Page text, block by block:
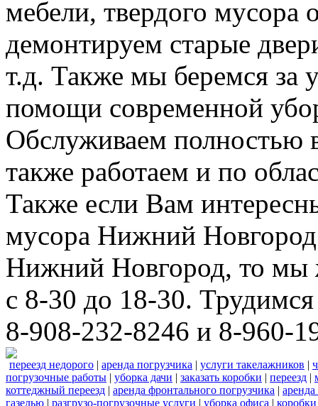
мебели, твердого мусора
демонтируем старые
т.д. Также мы беремся за
помощи современной
Обслуживаем полностью
также работаем и по
Также если Вам
мусора Нижний
Нижний Новгород, то мы
с 8-30 до 18-30.
8-908-232-8246 и 8-960-
переезд недорого | аренда погрузчика | услуги такелажников |
погрузочные работы | уборка дачи | заказать коробки | переезд |
коттеджный переезд | аренда фронтального погрузчика |
газелью | разгрузо-погрузочные услуги | уборка офиса | коробки